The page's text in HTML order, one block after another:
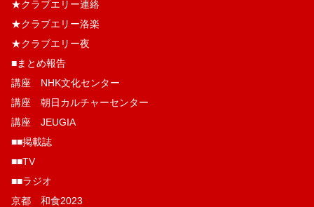
★クラブエリー連絡
★クラブエリー洛楽
★クラブエリー夜
■まとめ報告
講座 NHK文化センター
講座 朝日カルチャーセンター
講座 JEUGIA
■■掲載誌
■■TV
■■ラジオ
京都 和食2023